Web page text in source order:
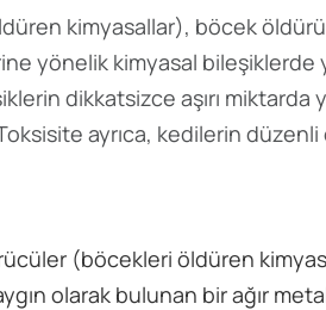
kimyasallar), böcek
yönelik kimyasal bileşiklerde
dikkatsizce aşırı miktarda
ayrıca, kedilerin düzenli
(böcekleri öldüren
olarak bulunan bir ağır